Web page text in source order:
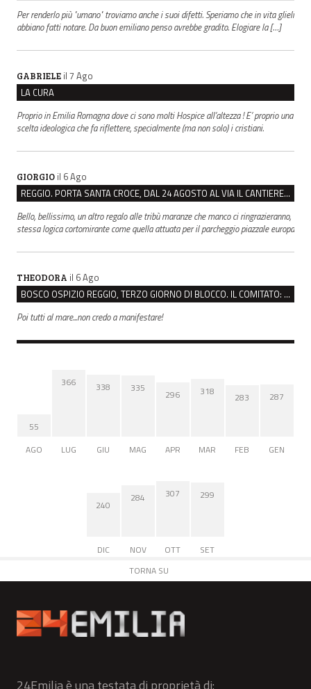
Per renderlo più "umano" troviamo anche i suoi difetti. Speriamo che in vita glieli
abbiano fatti notare. Da buon emiliano penso avrebbe gradito. Elogiare la […]
GABRIELE il 7 Ago
LA CURA
Proprio in Emilia Romagna dove ci sono molti Hospice all’altezza ! E’ proprio una
scelta ideologica che fa riflettere, specialmente (ma non solo) i cristiani.
GIORGIO il 6 Ago
REGGIO. PORTA SANTA CROCE, DAL 24 AGOSTO AL VIA IL CANTIERE PER IL NUOVO COLLETTORE FOGNARIO
Bello, bellissimo, un altro regalo alle tribù maranze che manco ci ringrazieranno,
stessa logica cortomirante come quella attuata per il parcheggio piazzale europa
THEODORA il 6 Ago
BOSCO OSPIZIO REGGIO, TERZO GIORNO DI BLOCCO. IL COMITATO: “PRESIDIO FINO A VENERDÌ”
Poi tutti al mare...non credo a manifestare!
55
AGO
366
LUG
338
GIU
335
MAG
296
APR
318
MAR
283
FEB
287
GEN
240
DIC
284
NOV
307
OTT
299
SET
TORNA SU
24Emilia è una testata di proprietà di: